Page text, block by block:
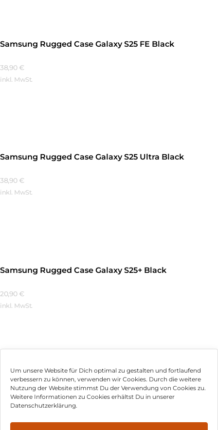
Um unsere Website für Dich optimal zu gestalten und fortlaufend
verbessern zu können, verwenden wir Cookies. Durch die weitere
Nutzung der Website stimmst Du der Verwendung von Cookies zu.
Weitere Informationen zu Cookies erhältst Du in unserer
Datenschutzerklärung.
Samsung Rugged Case Galaxy S25 FE Black
38,90 €
inkl. MwSt.
Samsung Rugged Case Galaxy S25 Ultra Black
38,90 €
inkl. MwSt.
Samsung Rugged Case Galaxy S25+ Black
20,90 €
inkl. MwSt.
Impressum